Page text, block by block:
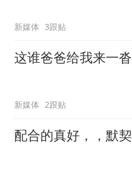
新媒体 3跟贴
这谁爸爸给我来一沓
新媒体 2跟贴
配合的真好，，默契